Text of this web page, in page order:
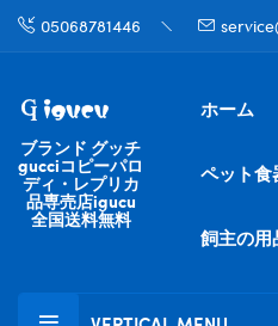
05068781446
ブランド グッチ
gucciコピーパロ
ディ・レプリカ
品専売店igucu
全国送料無料
ホーム
ペット食
飼主の用